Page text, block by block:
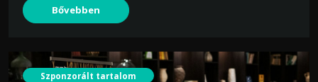
Bővebben
Szponzorált tartalom